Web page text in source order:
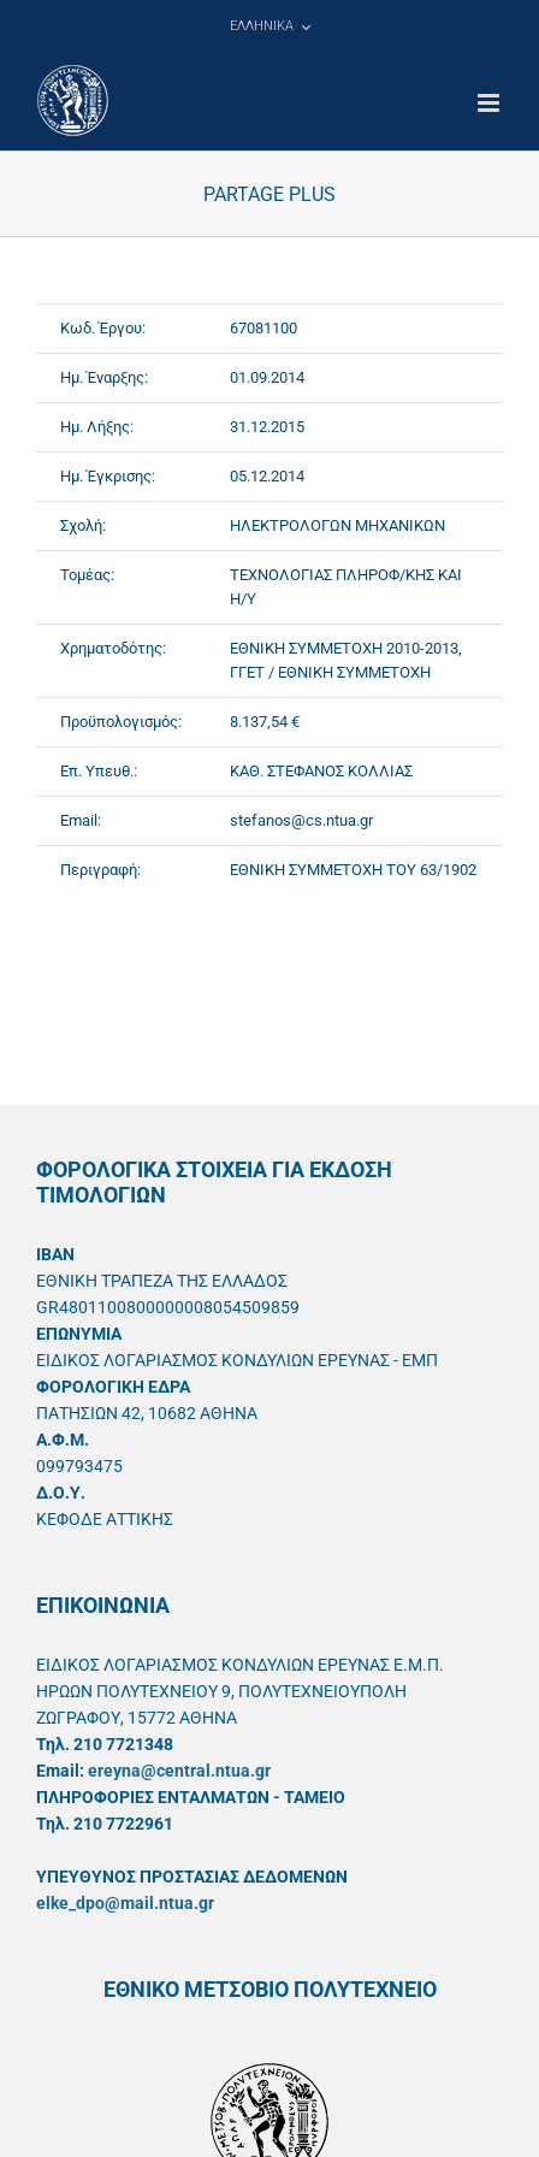
ΕΛΛΗΝΙΚΑ
PARTAGE PLUS
Κωδ. Έργου: 67081100
Ημ. Έναρξης: 01.09.2014
Ημ. Λήξης: 31.12.2015
Ημ. Έγκρισης: 05.12.2014
Σχολή: ΗΛΕΚΤΡΟΛΟΓΩΝ ΜΗΧΑΝΙΚΩΝ
Τομέας:
ΤΕΧΝΟΛΟΓΙΑΣ ΠΛΗΡΟΦ/ΚΗΣ ΚΑΙ
Η/Υ
Χρηματοδότης:
ΕΘΝΙΚΗ ΣΥΜΜΕΤΟΧΗ 2010-2013,
ΓΓΕΤ / ΕΘΝΙΚΗ ΣΥΜΜΕΤΟΧΗ
Προϋπολογισμός: 8.137,54 €
Επ. Υπευθ.: ΚΑΘ. ΣΤΕΦΑΝΟΣ ΚΟΛΛΙΑΣ
Email: stefanos@cs.ntua.gr
Περιγραφή: ΕΘΝΙΚΗ ΣΥΜΜΕΤΟΧΗ ΤΟΥ 63/1902
ΦΟΡΟΛΟΓΙΚΑ ΣΤΟΙΧΕΙΑ ΓΙΑ ΕΚΔΟΣΗ
ΤΙΜΟΛΟΓΙΩΝ
IBAN
ΕΘΝΙΚΗ ΤΡΑΠΕΖΑ ΤΗΣ ΕΛΛΑΔΟΣ
GR4801100800000008054509859
ΕΠΩΝΥΜΙΑ
ΕΙΔΙΚΟΣ ΛΟΓΑΡΙΑΣΜΟΣ ΚΟΝΔΥΛΙΩΝ ΕΡΕΥΝΑΣ - ΕΜΠ
ΦΟΡΟΛΟΓΙΚΗ ΕΔΡΑ
ΠΑΤΗΣΙΩΝ 42, 10682 ΑΘΗΝΑ
A.Φ.Μ.
099793475
Δ.Ο.Υ.
ΚΕΦΟΔΕ ΑΤΤΙΚΗΣ
ΕΠΙΚΟΙΝΩΝΙΑ
ΕΙΔΙΚΟΣ ΛΟΓΑΡΙΑΣΜΟΣ ΚΟΝΔΥΛΙΩΝ ΕΡΕΥΝΑΣ Ε.Μ.Π.
ΗΡΩΩΝ ΠΟΛΥΤΕΧΝΕΙΟΥ 9, ΠΟΛΥΤΕΧΝΕΙΟΥΠΟΛΗ
ΖΩΓΡΑΦΟΥ, 15772 ΑΘΗΝΑ
Τηλ. 210 7721348
Email: ereyna@central.ntua.gr
ΠΛΗΡΟΦΟΡΙΕΣ ΕΝΤΑΛΜΑΤΩΝ - ΤΑΜΕΙΟ
Τηλ. 210 7722961
ΥΠΕΥΘYΝΟΣ ΠΡΟΣΤΑΣΙΑΣ ΔΕΔΟΜΕΝΩΝ
elke_dpo@mail.ntua.gr
ΕΘΝΙΚΟ ΜΕΤΣΟΒΙΟ ΠΟΛΥΤΕΧΝΕΙΟ